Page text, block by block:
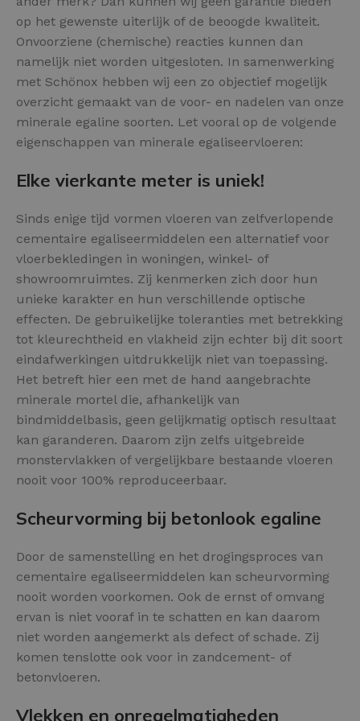
op het gewenste uiterlijk of de beoogde kwaliteit.
Onvoorziene (chemische) reacties kunnen dan
namelijk niet worden uitgesloten. In samenwerking
met Schönox hebben wij een zo objectief mogelijk
overzicht gemaakt van de voor- en nadelen van onze
minerale egaline soorten. Let vooral op de volgende
eigenschappen van minerale egaliseervloeren:
Elke vierkante meter is uniek!
Sinds enige tijd vormen vloeren van zelfverlopende
cementaire egaliseermiddelen een alternatief voor
vloerbekledingen in woningen, winkel- of
showroomruimtes. Zij kenmerken zich door hun
unieke karakter en hun verschillende optische
effecten. De gebruikelijke toleranties met betrekking
tot kleurechtheid en vlakheid zijn echter bij dit soort
eindafwerkingen uitdrukkelijk niet van toepassing.
Het betreft hier een met de hand aangebrachte
minerale mortel die, afhankelijk van
bindmiddelbasis, geen gelijkmatig optisch resultaat
kan garanderen. Daarom zijn zelfs uitgebreide
monstervlakken of vergelijkbare bestaande vloeren
nooit voor 100% reproduceerbaar.
Scheurvorming bij betonlook egaline
Door de samenstelling en het drogingsproces van
cementaire egaliseermiddelen kan scheurvorming
nooit worden voorkomen. Ook de ernst of omvang
ervan is niet vooraf in te schatten en kan daarom
niet worden aangemerkt als defect of schade. Zij
komen tenslotte ook voor in zandcement- of
betonvloeren.
Vlekken en onregelmatigheden